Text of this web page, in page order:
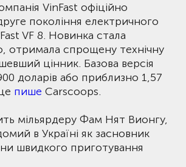
VinFast офіційно
покоління електричного
VF 8. Новинка стала
отримала спрощену технічну
цінник. Базова версія
доларів або приблизно 1,57
пише Carscoops.
мільярдеру Фам Нят Вионгу,
в Україні як засновник
швидкого приготування